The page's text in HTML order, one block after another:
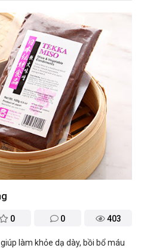
0 0 403
làm khỏe dạ dày, bồi bổ máu